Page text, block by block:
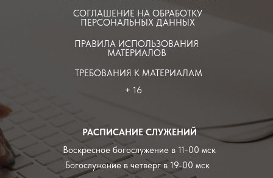
СОГЛАШЕНИЕ НА ОБРАБОТКУ
ПЕРСОНАЛЬНЫХ ДАННЫХ
ПРАВИЛА ИСПОЛЬЗОВАНИЯ
МАТЕРИАЛОВ
ТРЕБОВАНИЯ К МАТЕРИАЛАМ
+ 16
РАСПИСАНИЕ СЛУЖЕНИЙ
Воскресное богослужение в 11-00 мск
Богослужение в четверг в 19-00 мск